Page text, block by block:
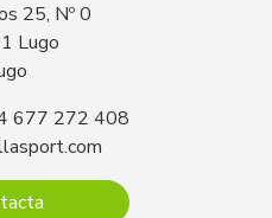
25, Nº 0
Lugo
677 272 408